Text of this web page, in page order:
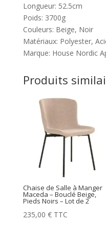
Longueur: 52.5cm
Poids: 3700g
Couleurs: Beige, Noir
Matériaux: Polyester,
Marque: House Nordic
Produits
Chaise de Salle à Manger
Maceda – Bouclé Beige,
Pieds Noirs – Lot de 2
235,00 € TTC